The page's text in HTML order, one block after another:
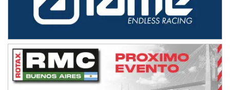
SUR SANTAFESINO - F4
José Samuel Sánchez (Tierra)
TUCUMANO - F5
Juan Navarro (Asfalto)
El Timbó (Tucumán)